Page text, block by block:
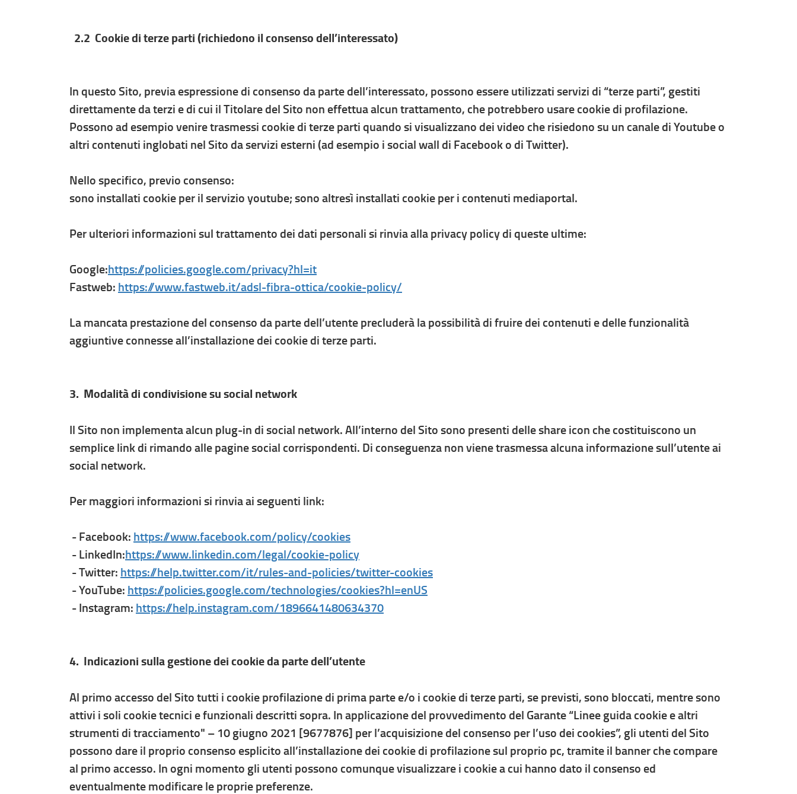
2.2 Cookie di terze parti (richiedono il consenso dell’interessato)
In questo Sito, previa espressione di consenso da parte dell’interessato, possono essere utilizzati servizi di “terze parti”, gestiti
direttamente da terzi e di cui il Titolare del Sito non effettua alcun trattamento, che potrebbero usare cookie di profilazione.
Possono ad esempio venire trasmessi cookie di terze parti quando si visualizzano dei video che risiedono su un canale di Youtube o
altri contenuti inglobati nel Sito da servizi esterni (ad esempio i social wall di Facebook o di Twitter).
Nello specifico, previo consenso:
sono installati cookie per il servizio youtube; sono altresì installati cookie per i contenuti mediaportal.
Per ulteriori informazioni sul trattamento dei dati personali si rinvia alla privacy policy di queste ultime:
Google:https://policies.google.com/privacy?hl=it
Fastweb: https://www.fastweb.it/adsl-fibra-ottica/cookie-policy/
La mancata prestazione del consenso da parte dell’utente precluderà la possibilità di fruire dei contenuti e delle funzionalità
aggiuntive connesse all’installazione dei cookie di terze parti.
3. Modalità di condivisione su social network
Il Sito non implementa alcun plug-in di social network. All’interno del Sito sono presenti delle share icon che costituiscono un
semplice link di rimando alle pagine social corrispondenti. Di conseguenza non viene trasmessa alcuna informazione sull’utente ai
social network.
Per maggiori informazioni si rinvia ai seguenti link:
- Facebook: https://www.facebook.com/policy/cookies
- LinkedIn:https://www.linkedin.com/legal/cookie-policy
- Twitter: https://help.twitter.com/it/rules-and-policies/twitter-cookies
- YouTube: https://policies.google.com/technologies/cookies?hl=enUS
- Instagram: https://help.instagram.com/1896641480634370
4. Indicazioni sulla gestione dei cookie da parte dell’utente
Al primo accesso del Sito tutti i cookie profilazione di prima parte e/o i cookie di terze parti, se previsti, sono bloccati, mentre sono
attivi i soli cookie tecnici e funzionali descritti sopra. In applicazione del provvedimento del Garante “Linee guida cookie e altri
strumenti di tracciamento" – 10 giugno 2021 [9677876] per l’acquisizione del consenso per l’uso dei cookies”, gli utenti del Sito
possono dare il proprio consenso esplicito all’installazione dei cookie di profilazione sul proprio pc, tramite il banner che compare
al primo accesso. In ogni momento gli utenti possono comunque visualizzare i cookie a cui hanno dato il consenso ed
eventualmente modificare le proprie preferenze.